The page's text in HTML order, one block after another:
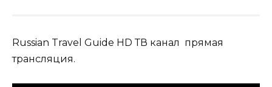
Russian Travel Guide HD ТВ канал прямая
трансляция.